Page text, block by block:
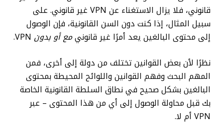
قانوني، فلا يزال الاستغناء عن VPN غير قانوني. على
سبيل المثال، إذا كنت دون السن القانونية، فإن الوصول
إلى محتوى البالغين يعد أمرًا غير قانونيمع أو بدون
نظرًا لأن بعض القوانين تختلف من دولة إلى أخرى، فمن
المهم البحث وفهم القوانين واللوائح المحيطة بمحتوى
البالغين بشكل صحيح في نطاق السلطة القانونية الخاصة
بك قبل محاولة الوصول إلى أي من هذا المحتوى – عبر
VPN أم لا.